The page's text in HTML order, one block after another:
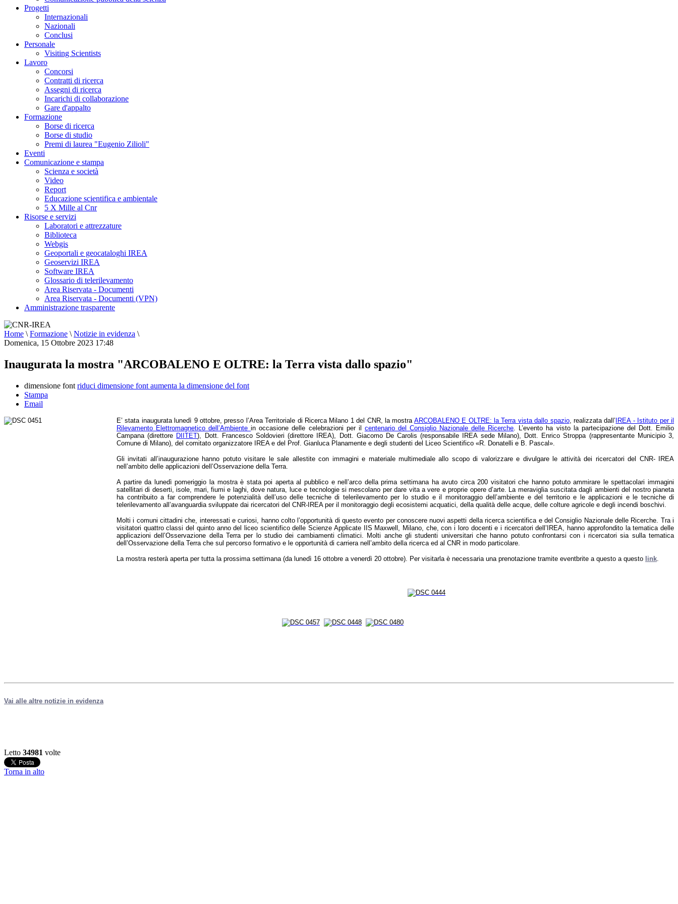
Progetti
Internazionali
Nazionali
Conclusi
Personale
Visiting Scientists
Lavoro
Concorsi
Contratti di ricerca
Assegni di ricerca
Incarichi di collaborazione
Gare d'appalto
Formazione
Borse di ricerca
Borse di studio
Premi di laurea "Eugenio Zilioli"
Eventi
Comunicazione e stampa
Scienza e società
Video
Report
Educazione scientifica e ambientale
5 X Mille al Cnr
Risorse e servizi
Laboratori e attrezzature
Biblioteca
Webgis
Geoportali e geocataloghi IREA
Geoservizi IREA
Software IREA
Glossario di telerilevamento
Area Riservata - Documenti
Area Riservata - Documenti (VPN)
Amministrazione trasparente
Home \ Formazione \ Notizie in evidenza \
Domenica, 15 Ottobre 2023 17:48
Inaugurata la mostra "ARCOBALENO E OLTRE: la Terra vista dallo spazio"
dimensione font riduci dimensione font aumenta la dimensione del font
Stampa
Email
E’ stata inaugurata lunedì 9 ottobre, presso l’Area Territoriale di Ricerca Milano 1 del CNR, la mostra ARCOBALENO E OLTRE: la Terra vista dallo spazio, realizzata dall’ IREA - Istituto per il
Rilevamento Elettromagnetico dell’Ambientein occasione delle celebrazioni per il centenario del Consiglio Nazionale delle Ricerche . L’evento ha visto la partecipazione del Dott. Emilio
Campana (direttore DIITET), Dott. Francesco Soldovieri (direttore IREA), Dott. Giacomo De Carolis (responsabile IREA sede Milano), Dott. Enrico Stroppa (rappresentante Municipio 3,
Comune di Milano), del comitato organizzatore IREA e del Prof. Gianluca Planamente e degli studenti del Liceo Scientifico «R. Donatelli e B. Pascal».
Gli invitati all’inaugurazione hanno potuto visitare le sale allestite con immagini e materiale multimediale allo scopo di valorizzare e divulgare le attività dei ricercatori del CNR- IREA
nell’ambito delle applicazioni dell’Osservazione della Terra.
A partire da lunedì pomeriggio la mostra è stata poi aperta al pubblico e nell’arco della prima settimana ha avuto circa 200 visitatori che hanno potuto ammirare le spettacolari immagini
satellitari di deserti, isole, mari, fiumi e laghi, dove natura, luce e tecnologie si mescolano per dare vita a vere e proprie opere d’arte. La meraviglia suscitata dagli ambienti del nostro pianeta
ha contribuito a far comprendere le potenzialità dell’uso delle tecniche di telerilevamento per lo studio e il monitoraggio dell’ambiente e del territorio e le applicazioni e le tecniche di
telerilevamento all’avanguardia sviluppate dai ricercatori del CNR-IREA per il monitoraggio degli ecosistemi acquatici, della qualità delle acque, delle colture agricole e degli incendi boschivi.
Molti i comuni cittadini che, interessati e curiosi, hanno colto l’opportunità di questo evento per conoscere nuovi aspetti della ricerca scientifica e del Consiglio Nazionale delle Ricerche. Tra i
visitatori quattro classi del quinto anno del liceo scientifico delle Scienze Applicate IIS Maxwell, Milano, che, con i loro docenti e i ricercatori dell’IREA, hanno approfondito la tematica delle
applicazioni dell’Osservazione della Terra per lo studio dei cambiamenti climatici. Molti anche gli studenti universitari che hanno potuto confrontarsi con i ricercatori sia sulla tematica
dell’Osservazione della Terra che sul percorso formativo e le opportunità di carriera nell’ambito della ricerca ed al CNR in modo particolare.
La mostra resterà aperta per tutta la prossima settimana (da lunedì 16 ottobre a venerdì 20 ottobre). Per visitarla è necessaria una prenotazione tramite eventbrite a questo a questo link
Vai alle altre notizie in evidenza
Letto 34981 volte
Torna in alto